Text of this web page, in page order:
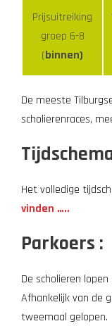
Prijsuitreiking
groep 6-8
(binnen)
De meeste
scholierenraces,
Het volledige
vinden …..
Parkoers :
De scholieren
Afhankelijk van de
tweemaal gelopen.